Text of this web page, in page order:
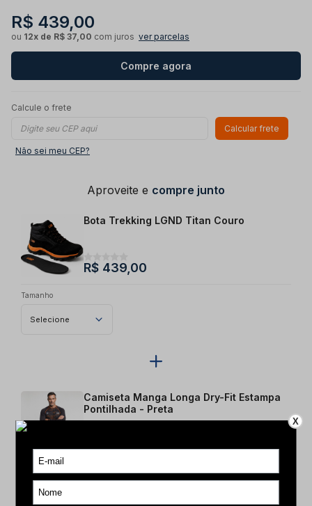
R$ 439,00
ou 12x de R$ 37,00 com juros ver parcelas
Compre agora
Calcule o frete
Calcular frete
Não sei meu CEP?
Aproveite e compre junto
Bota Trekking LGND Titan Couro
R$ 439,00
Tamanho
Selecione
Camiseta Manga Longa Dry-Fit Estampa
Pontilhada - Preta
Tamanho
Selecione
X